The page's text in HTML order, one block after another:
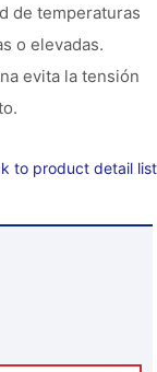
de temperaturas
o elevadas.
evita la tensión
to product detail list